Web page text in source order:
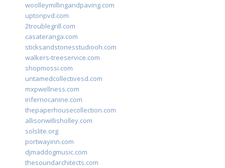
woolleymillingandpaving.com
uptonpvd.com
2troublegrill.com
casateranga.com
sticksandstonesstudiooh.com
walkers-treeservice.com
shopmossi.com
untamedcollectivesd.com
mxpwellness.com
infernocanine.com
thepaperhousecollection.com
allisonwillisholley.com
solslite.org
portwayinn.com
djmaddogmusic.com
thesoundarchitects.com